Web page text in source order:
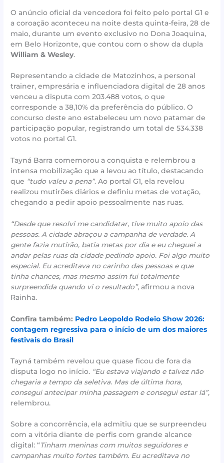
O anúncio oficial da vencedora foi feito pelo portal G1 e
a coroação aconteceu na noite desta quinta-feira, 28 de
maio, durante um evento exclusivo no Dona Joaquina,
em Belo Horizonte, que contou com o show da dupla
William & Wesley.
Representando a cidade de Matozinhos, a personal
trainer, empresária e influenciadora digital de 28 anos
venceu a disputa com 203.488 votos, o que
corresponde a 38,10% da preferência do público. O
concurso deste ano estabeleceu um novo patamar de
participação popular, registrando um total de 534.338
votos no portal G1.
Tayná Barra comemorou a conquista e relembrou a
intensa mobilização que a levou ao título, destacando
que “tudo valeu a pena”. Ao portal G1, ela revelou
realizou mutirões diários e definiu metas de votação,
chegando a pedir apoio pessoalmente nas ruas.
“Desde que resolvi me candidatar, tive muito apoio das
pessoas. A cidade abraçou a campanha de verdade. A
gente fazia mutirão, batia metas por dia e eu cheguei a
andar pelas ruas da cidade pedindo apoio. Foi algo muito
especial. Eu acreditava no carinho das pessoas e que
tinha chances, mas mesmo assim fui totalmente
surpreendida quando vi o resultado”, afirmou a nova
Rainha.
Confira também: Pedro Leopoldo Rodeio Show 2026:
contagem regressiva para o início de um dos maiores
festivais do Brasil
Tayná também revelou que quase ficou de fora da
disputa logo no início. “Eu estava viajando e talvez não
chegaria a tempo da seletiva. Mas de última hora,
consegui antecipar minha passagem e consegui estar lá”,
relembrou.
Sobre a concorrência, ela admitiu que se surpreendeu
com a vitória diante de perfis com grande alcance
digital: “Tinham meninas com muitos seguidores e
campanhas muito fortes também. Eu acreditava no